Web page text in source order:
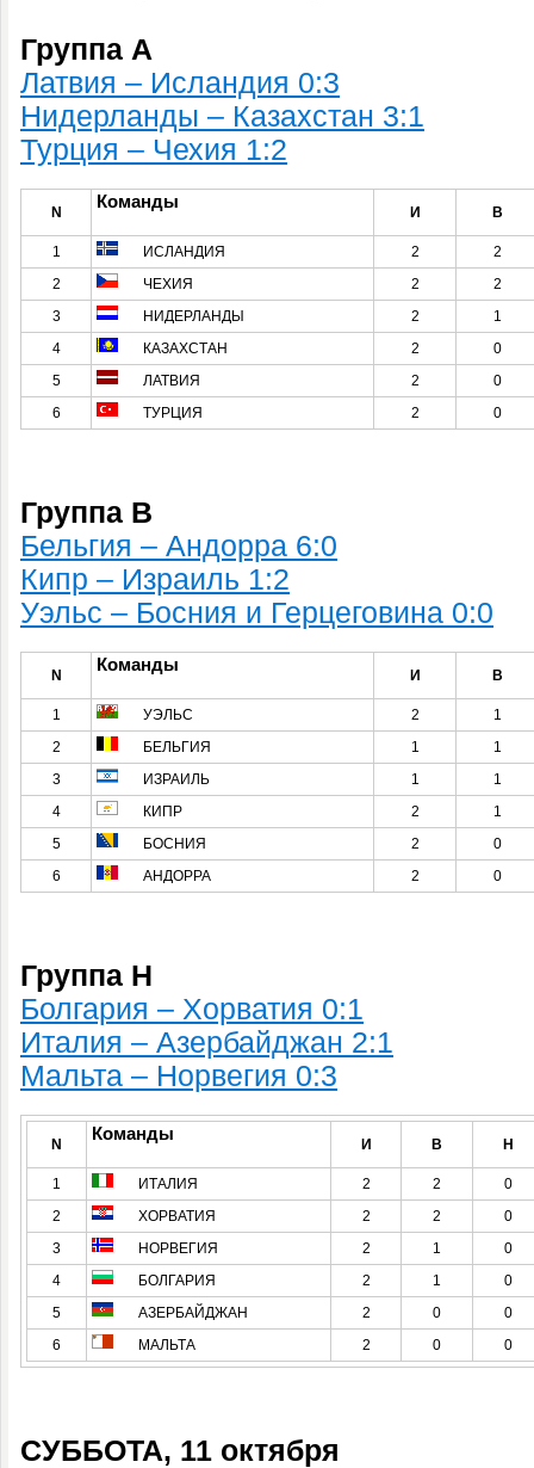
Группа A
Латвия – Исландия 0:3
Нидерланды – Казахстан 3:1
Турция – Чехия 1:2
N
Команды
И В
1 ИСЛАНДИЯ 2
2
2
ЧЕХИЯ 2
2
3
НИДЕРЛАНДЫ 2
1
4
КАЗАХСТАН 2
0
5
ЛАТВИЯ 2
0
6
ТУРЦИЯ 2 0
Группа B
Бельгия – Андорра 6:0
Кипр – Израиль 1:2
Уэльс – Босния и Герцеговина 0:0
N
Команды
И В
1 УЭЛЬС 2
1
2
БЕЛЬГИЯ 1
1
3
ИЗРАИЛЬ 1
1
4
КИПР 2
1
5
БОСНИЯ 2
0
6
АНДОРРА 2 0
Группа H
Болгария – Хорватия 0:1
Италия – Азербайджан 2:1
Мальта – Норвегия 0:3
N
Команды
И В Н
1 ИТАЛИЯ 2 2
0
2
ХОРВАТИЯ 2 2
0
3
НОРВЕГИЯ 2 1
0
4
БОЛГАРИЯ 2 1
0
5
АЗЕРБАЙДЖАН 2 0
0
6
МАЛЬТА 2 0 0
СУББОТА, 11 октября